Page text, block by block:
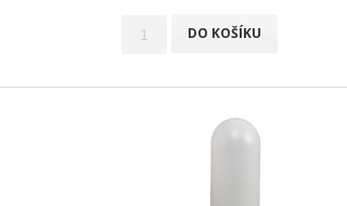
DO KOŠÍKU